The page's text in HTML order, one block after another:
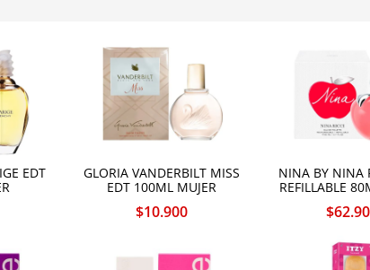
EDT
GLORIA VANDERBILT MISS
EDT 100ML MUJER
$10.900
NINA BY NINA
REFILLABLE
$